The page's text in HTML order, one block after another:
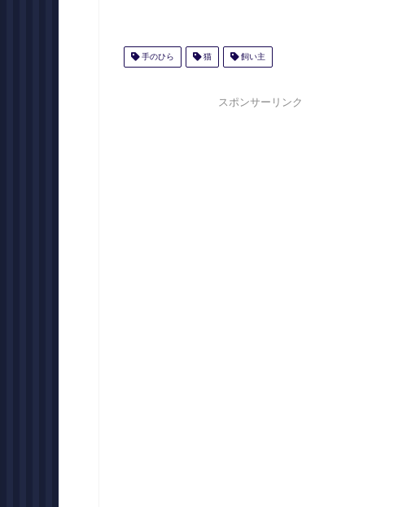
手のひら 猫 飼い主
スポンサーリンク